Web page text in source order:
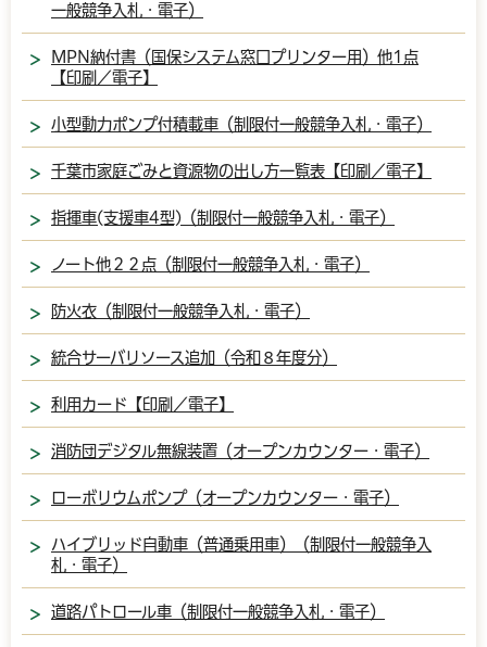
一般競争入札・電子）
MPN納付書（国保システム窓口プリンター用）他1点
【印刷／電子】
小型動力ポンプ付積載車（制限付一般競争入札・電子）
千葉市家庭ごみと資源物の出し方一覧表【印刷／電子】
指揮車(支援車4型)（制限付一般競争入札・電子）
ノート他２２点（制限付一般競争入札・電子）
防火衣（制限付一般競争入札・電子）
統合サーバリソース追加（令和８年度分）
利用カード【印刷／電子】
消防団デジタル無線装置（オープンカウンター・電子）
ローボリウムポンプ（オープンカウンター・電子）
ハイブリッド自動車（普通乗用車）（制限付一般競争入
札・電子）
道路パトロール車（制限付一般競争入札・電子）